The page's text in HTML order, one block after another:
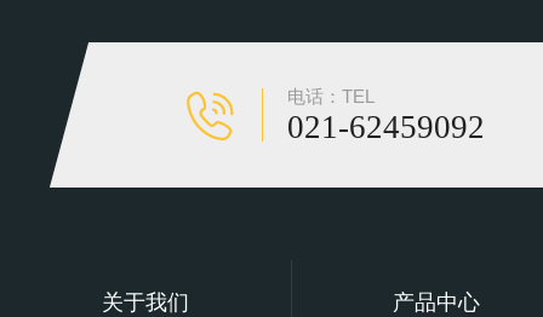
电话：TEL
021-62459092
关于我们 产品中心